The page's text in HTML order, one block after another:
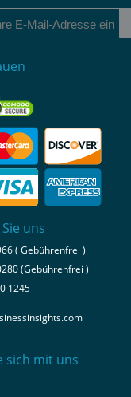
uns
( Gebührenfrei )
(Gebührenfrei )
1245
sich mit uns